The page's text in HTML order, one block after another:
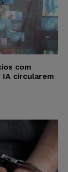
com
circularem